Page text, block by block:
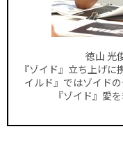
徳山 光
『ゾイド』立ち上げ
イルド』ではゾイド
『ゾイド』愛